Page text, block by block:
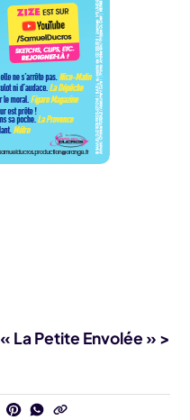
« La Petite Envolée » >